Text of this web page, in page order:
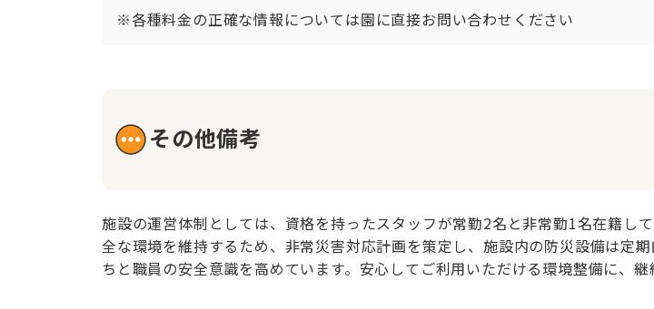
※各種料金の正確な情報については園に直接お問い合わせください
その他備考
施設の運営体制としては、資格を持ったスタッフが常勤2名と非常勤1名在籍し
全な環境を維持するため、非常災害対応計画を策定し、施設内の防災設備は定
ちと職員の安全意識を高めています。安心してご利用いただける環境整備に、継